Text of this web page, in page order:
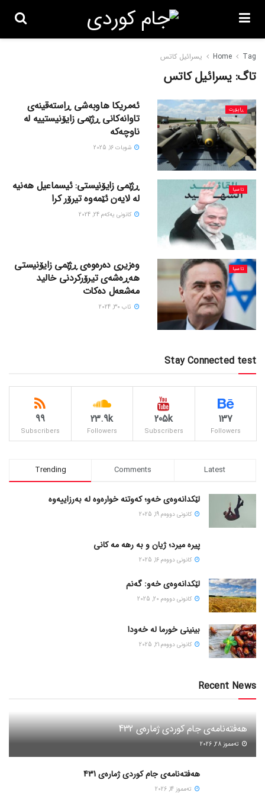
Home Tag یسرائیل کاتس
تاگ: یسرائیل کاتس
ڕاپۆرت
ئەمریکا هاوبەشی ڕاستەقینەی
تاوانەکانی ڕژێمی زایۆنیستییە لە
ناوچەکە
شوبات 16, 2025
ئاسیا
ڕژێمی زایۆنیستی: ئیسماعیل هەنیە
لە لایەن ئێمەوە تیرۆر کرا
كانونی یه‌كه‌م 24, 2024
ئاسیا
وەزیری دەرەوەی ڕژێمی زایۆنیستی
هەڕەشەی تیرۆرکردنی خالید
مەشعەل دەکات
ئاب 30, 2024
Stay Connected test
137
Followers
205k
Subscribers
23.9k
Followers
99
Subscribers
Trending Comments Latest
لێکدانەوەی خەو؛ کەوتنە خوارەوە لە بەرزاییەوە
كانونی دووه‌م 19, 2025
پیره میرد؛ ژیان و به رهه مه کانی
كانونی دووه‌م 16, 2025
لێکدانەوەی خەو: گەنم
كانونی دووه‌م 20, 2025
بینینی خورما لە خەودا
كانونی دووه‌م 21, 2025
Recent News
هەفتەنامەی جام کوردی ژمارەی 432
ته‌مموز 28, 2026
هەفتەنامەی جام کوردی ژمارەی 431
ته‌مموز 14, 2026